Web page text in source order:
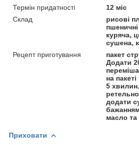
Термін придатності
12 міс
Склад
рисові
куряча,
сушена,
Рецепт приготування
пакет
Додати
на
5
додати
масло та
Приховати